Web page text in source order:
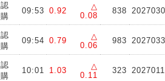
認
購
09:53 0.92
△
0.08
838
認
購
09:54 0.79
△
0.06
983
認
購
10:01 1.03
△
0.11
323